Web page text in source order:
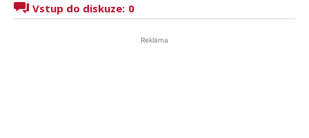
Vstup do diskuze: 0
Reklama